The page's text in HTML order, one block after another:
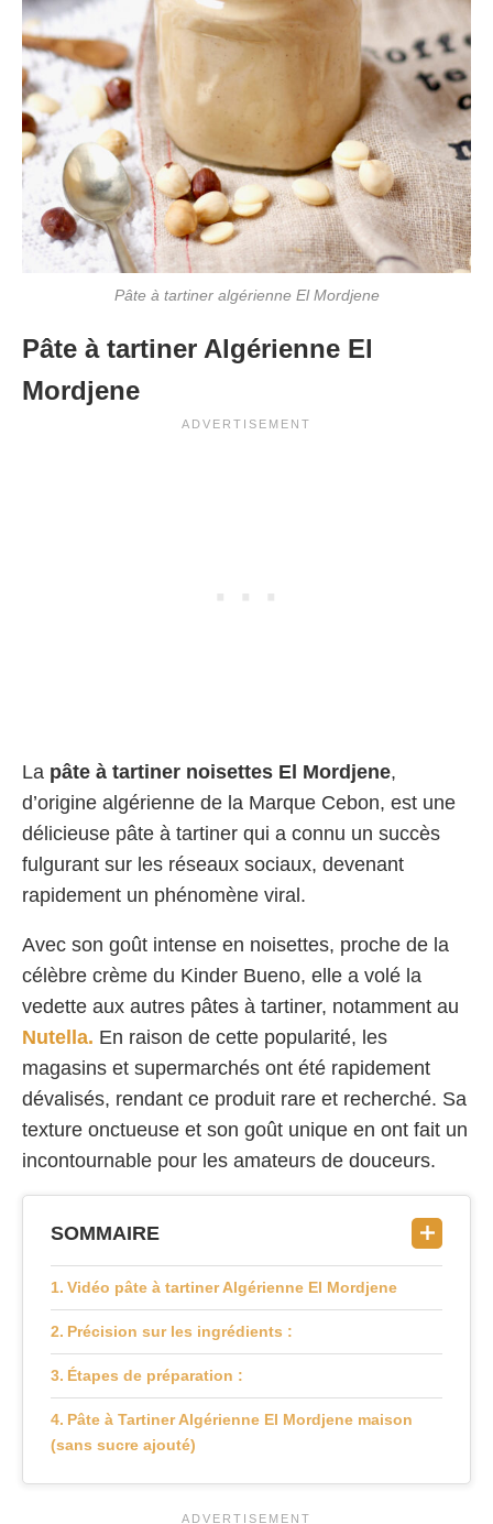
Pâte à tartiner algérienne El Mordjene
Pâte à tartiner Algérienne El
Mordjene
La pâte à tartiner noisettes El Mordjene,
d’origine algérienne de la Marque Cebon, est une
délicieuse pâte à tartiner qui a connu un succès
fulgurant sur les réseaux sociaux, devenant
rapidement un phénomène viral.
Avec son goût intense en noisettes, proche de la
célèbre crème du Kinder Bueno, elle a volé la
vedette aux autres pâtes à tartiner, notamment au
Nutella. En raison de cette popularité, les
magasins et supermarchés ont été rapidement
dévalisés, rendant ce produit rare et recherché. Sa
texture onctueuse et son goût unique en ont fait un
incontournable pour les amateurs de douceurs.
SOMMAIRE
Vidéo pâte à tartiner Algérienne El Mordjene
Précision sur les ingrédients :
Étapes de préparation :
Pâte à Tartiner Algérienne El Mordjene maison
(sans sucre ajouté)